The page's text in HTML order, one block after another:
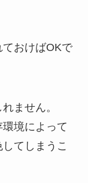
ておけばOKで
ません。
境によって
てしまうこ